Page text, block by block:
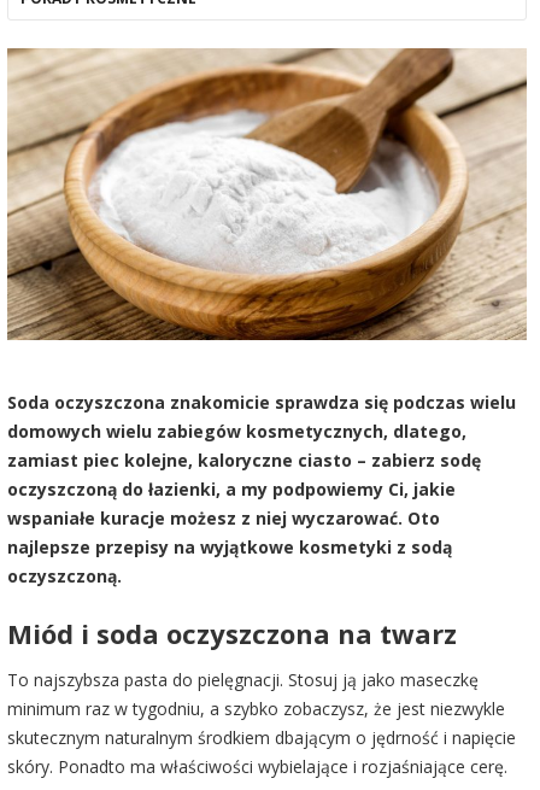
Soda oczyszczona znakomicie sprawdza się podczas wielu
domowych wielu zabiegów kosmetycznych, dlatego,
zamiast piec kolejne, kaloryczne ciasto – zabierz sodę
oczyszczoną do łazienki, a my podpowiemy Ci, jakie
wspaniałe kuracje możesz z niej wyczarować. Oto
najlepsze przepisy na wyjątkowe kosmetyki z sodą
oczyszczoną.
Miód i soda oczyszczona na twarz
To najszybsza pasta do pielęgnacji. Stosuj ją jako maseczkę
minimum raz w tygodniu, a szybko zobaczysz, że jest niezwykle
skutecznym naturalnym środkiem dbającym o jędrność i napięcie
skóry. Ponadto ma właściwości wybielające i rozjaśniające cerę.